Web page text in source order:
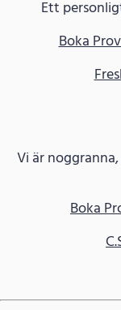
Ett
Boka
Vi är
Boka